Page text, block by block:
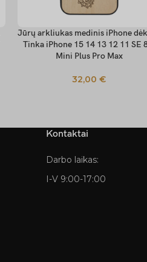
PASIRINKTI SAVYBES
Jūrų arkliukas medinis iPhone
Tinka iPhone 15 14 13 12 11 SE
Mini Plus Pro Max
32,00€
Kontaktai
Darbo laikas:
I-V 9:00-17:00